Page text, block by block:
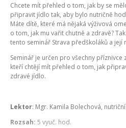
Chcete mít přehled o tom, jak by se
připravit jídlo tak, aby bylo nutričně
Máte dítě, které má nějaká výživová
o tom, jak mu vařit chutně a zdravě?
tento seminář Strava předškoláků a její
Seminář je určen pro všechny příznivce
kteří chtějí mít přehled o tom, jak
zdravé jídlo.
Lektor: Mgr. Kamila Bolechová,
Rozsah: 5 vyuč. hod.